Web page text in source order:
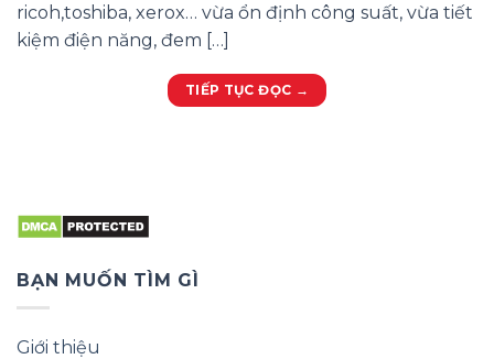
ricoh,toshiba, xerox… vừa ổn định công suất, vừa tiết
kiệm điện năng, đem […]
TIẾP TỤC ĐỌC →
BẠN MUỐN TÌM GÌ
Giới thiệu